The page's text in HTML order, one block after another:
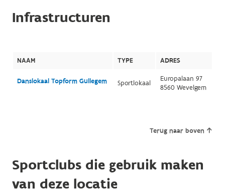
Infrastructuren
NAAM TYPE ADRES
Danslokaal Topform Gullegem Sportlokaal
Europalaan 97
8560 Wevelgem
Terug naar boven
Sportclubs die gebruik maken
van deze locatie